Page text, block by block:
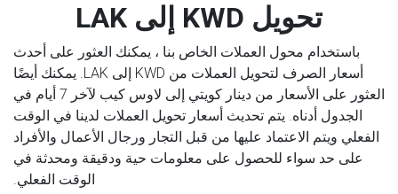
تحويل KWD إلى LAK
باستخدام محول العملات الخاص بنا ، يمكنك العثور على أحدث
أسعار الصرف لتحويل العملات من KWD إلى LAK. يمكنك أيضًا
العثور على الأسعار من دينار كويتي إلى لاوس كيب لآخر 7 أيام في
الجدول أدناه. يتم تحديث أسعار تحويل العملات لدينا في الوقت
الفعلي ويتم الاعتماد عليها من قبل التجار ورجال الأعمال والأفراد
على حد سواء للحصول على معلومات حية ودقيقة ومحدثة في
الوقت الفعلي.